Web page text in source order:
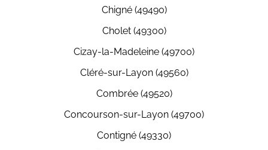
Chigné (49490)
Cholet (49300)
Cizay-la-Madeleine (49700)
Cléré-sur-Layon (49560)
Combrée (49520)
Concourson-sur-Layon (49700)
Contigné (49330)